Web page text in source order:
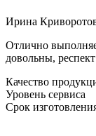
Ирина
Отлично
довольны,
Качество
Уровень сервиса
Срок